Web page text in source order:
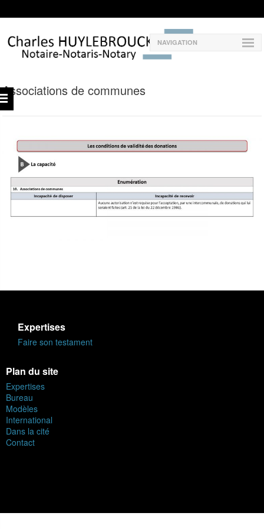
NAVIGATION
Associations de communes
Expertises
Faire son testament
Plan du site
Expertises
Bureau
Modèles
International
Dans la cité
Contact